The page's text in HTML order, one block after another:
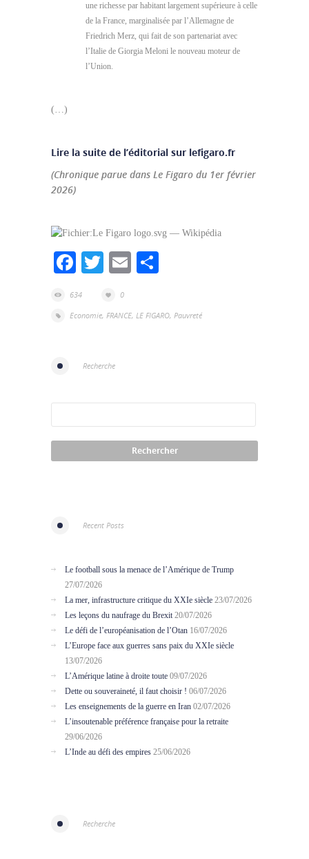
une richesse par habitant largement supérieure à celle
de la France, marginalisée par l’Allemagne de
Friedrich Merz, qui fait de son partenariat avec
l’Italie de Giorgia Meloni le nouveau moteur de
l’Union.
(…)
Lire la suite de l’éditorial sur lefigaro.fr
(Chronique parue dans Le Figaro du 1er février
2026)
Facebook
TwitterEmail
634
0
Economie, FRANCE, LE FIGARO, Pauvreté
Recherche
Recent Posts
Le football sous la menace de l’Amérique de Trump
27/07/2026
La mer, infrastructure critique du XXIe siècle 23/07/2026
Les leçons du naufrage du Brexit 20/07/2026
Le défi de l’européanisation de l’Otan 16/07/2026
L’Europe face aux guerres sans paix du XXIe siècle
13/07/2026
L’Amérique latine à droite toute 09/07/2026
Dette ou souveraineté, il faut choisir ! 06/07/2026
Les enseignements de la guerre en Iran 02/07/2026
L’insoutenable préférence française pour la retraite
29/06/2026
L’Inde au défi des empires 25/06/2026
Recherche